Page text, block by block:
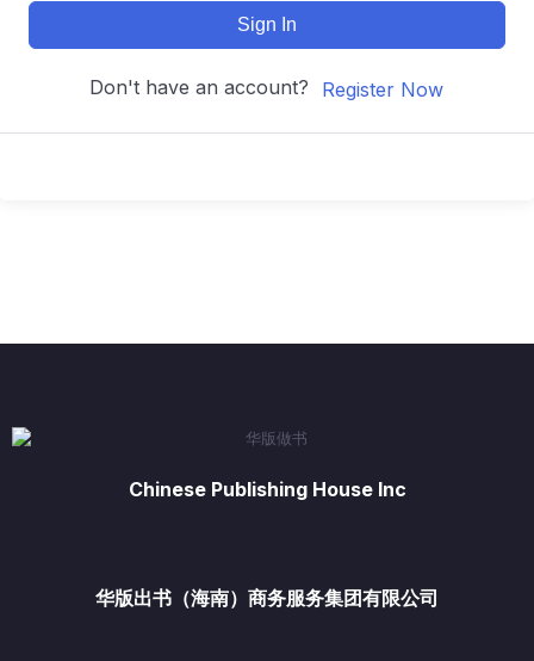
Sign In
Don't have an account? Register Now
Chinese Publishing House Inc
华版出书（海南）商务服务集团有限公司